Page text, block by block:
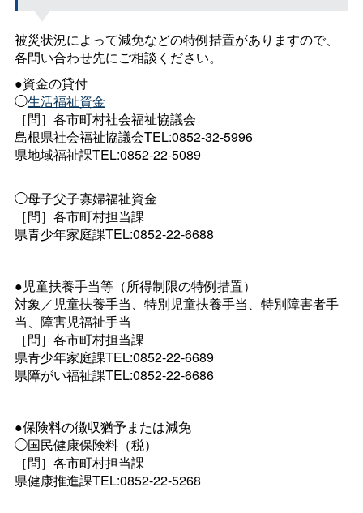
被災状況によって減免などの特例措置がありますので、
各問い合わせ先にご相談ください。
●資金の貸付
◯生活福祉資金
［問］各市町村社会福祉協議会
島根県社会福祉協議会TEL:0852-32-5996
県地域福祉課TEL:0852-22-5089
◯母子父子寡婦福祉資金
［問］各市町村担当課
県青少年家庭課TEL:0852-22-6688
●児童扶養手当等（所得制限の特例措置）
対象／児童扶養手当、特別児童扶養手当、特別障害者手
当、障害児福祉手当
［問］各市町村担当課
県青少年家庭課TEL:0852-22-6689
県障がい福祉課TEL:0852-22-6686
●保険料の徴収猶予または減免
◯国民健康保険料（税）
［問］各市町村担当課
県健康推進課TEL:0852-22-5268